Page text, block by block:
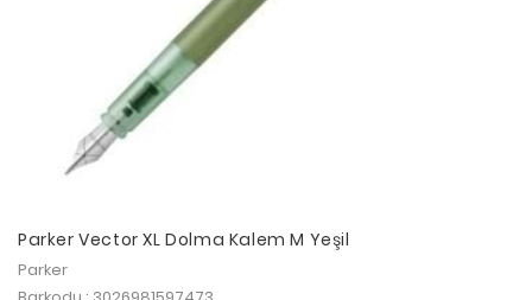
Parker Vector XL Dolma Kalem M Yeşil
Parker